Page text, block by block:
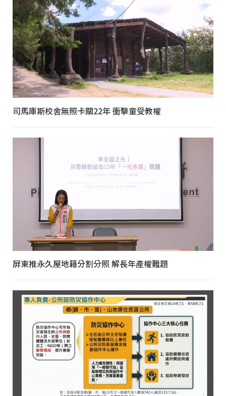
司馬庫斯校舍無照卡關22年 衝擊童受教權
屏東推永久屋地籍分割分照 解長年產權難題